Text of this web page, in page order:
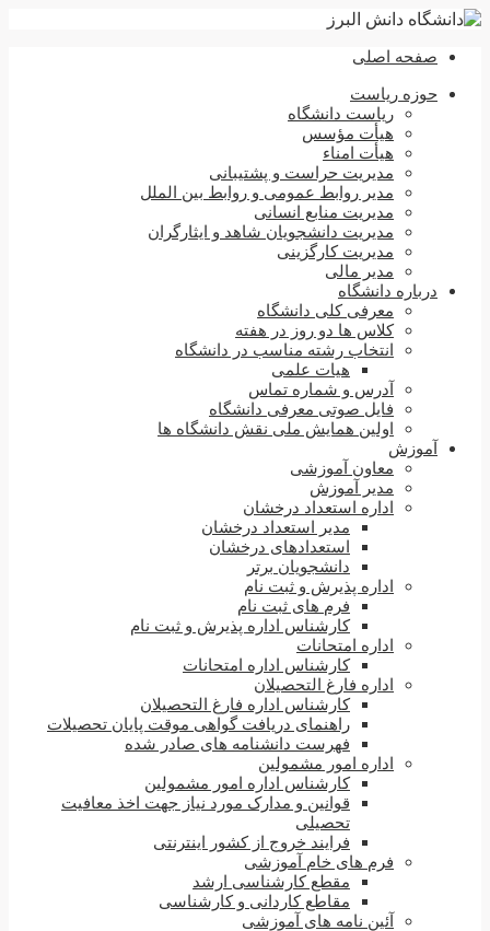
صفحه اصلی
حوزه ریاست
ریاست دانشگاه
هیأت مؤسس
هیأت امناء
مدیریت حراست و پشتیبانی
مدیر روابط عمومی و روابط بین الملل
مدیریت منابع انسانی
مدیریت دانشجویان شاهد و ایثارگران
مدیریت کارگزینی
مدیر مالی
درباره دانشگاه
معرفی کلی دانشگاه
کلاس ها دو روز در هفته
انتخاب رشته مناسب در دانشگاه
هیات علمی
آدرس و شماره تماس
فایل صوتی معرفی دانشگاه
اولین همایش ملی نقش دانشگاه ها
آموزش
معاون آموزشی
مدیر آموزش
اداره استعداد درخشان
مدیر استعداد درخشان
استعدادهای درخشان
دانشجویان برتر
اداره پذیرش و ثبت نام
فرم های ثبت نام
کارشناس اداره پذیرش و ثبت نام
اداره امتحانات
کارشناس اداره امتحانات
اداره فارغ التحصیلان
کارشناس اداره فارغ التحصیلان
راهنمای دریافت گواهی موقت پایان تحصیلات
فهرست دانشنامه های صادر شده
اداره امور مشمولین
کارشناس اداره امور مشمولین
قوانین و مدارک مورد نیاز جهت اخذ معافیت
تحصیلی
فرایند خروج از کشور اینترنتی
فرم های خام آموزشی
مقطع کارشناسی ارشد
مقاطع کاردانی و کارشناسی
آئین نامه های آموزشی